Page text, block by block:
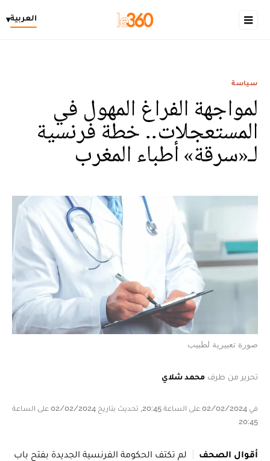
العربية▾
سياسة
لمواجهة الفراغ المهول في
المستعجلات.. خطة فرنسية
لـ«سرقة» أطباء المغرب
صورة تعبيرية لطبيب
تحرير من طرف محمد شلاي
في 02/02/2024 على الساعة 20:45, تحديث بتاريخ 02/02/2024 على الساعة
20:45
أقوال الصحف
لم تكتف الحكومة الفرنسية الجديدة بفتح باب